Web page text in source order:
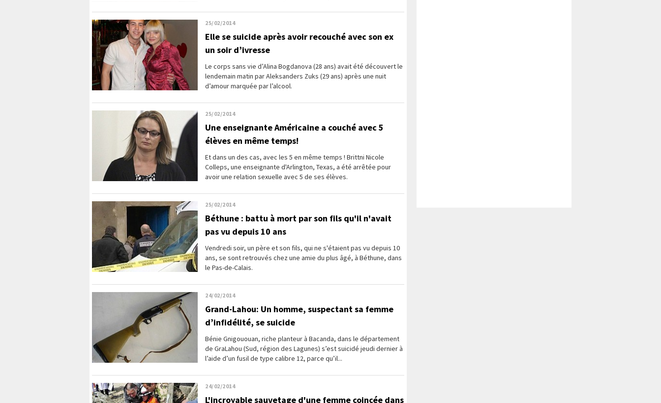
25/02/2014
Elle se suicide après avoir recouché avec son ex
un soir d’ivresse
Le corps sans vie d’Alina Bogdanova (28 ans) avait été découvert le
lendemain matin par Aleksanders Zuks (29 ans) après une nuit
d’amour marquée par l’alcool.
25/02/2014
Une enseignante Américaine a couché avec 5
élèves en même temps!
Et dans un des cas, avec les 5 en même temps ! Brittni Nicole
Colleps, une enseignante d'Arlington, Texas, a été arrêtée pour
avoir une relation sexuelle avec 5 de ses élèves.
25/02/2014
Béthune : battu à mort par son fils qu'il n'avait
pas vu depuis 10 ans
Vendredi soir, un père et son fils, qui ne s'étaient pas vu depuis 10
ans, se sont retrouvés chez une amie du plus âgé, à Béthune, dans
le Pas-de-Calais.
24/02/2014
Grand-Lahou: Un homme, suspectant sa femme
d’infidélité, se suicide
Bénie Gnigououan, riche planteur à Bacanda, dans le département
de GraLahou (Sud, région des Lagunes) s’est suicidé jeudi dernier à
l’aide d’un fusil de type calibre 12, parce qu’il...
24/02/2014
L'incroyable sauvetage d'une femme coincée dans